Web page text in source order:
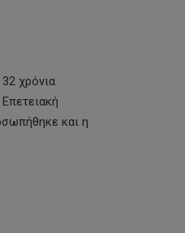
χρόνια
και η